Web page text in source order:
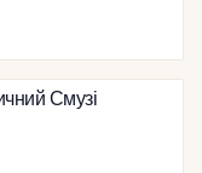
Смузі